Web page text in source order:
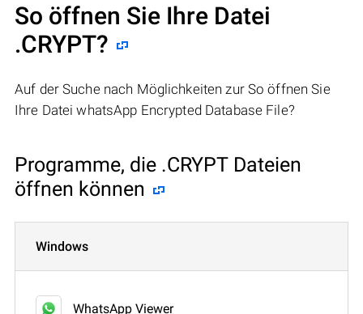
So öffnen Sie Ihre Datei
.CRYPT?
Auf der Suche nach Möglichkeiten zur So öffnen Sie
Ihre Datei whatsApp Encrypted Database File?
Programme, die .CRYPT Dateien
öffnen können
Windows
WhatsApp Viewer